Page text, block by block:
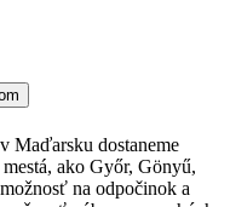
Maďarsku dostaneme
ako Győr, Gönyű,
na odpočinok a